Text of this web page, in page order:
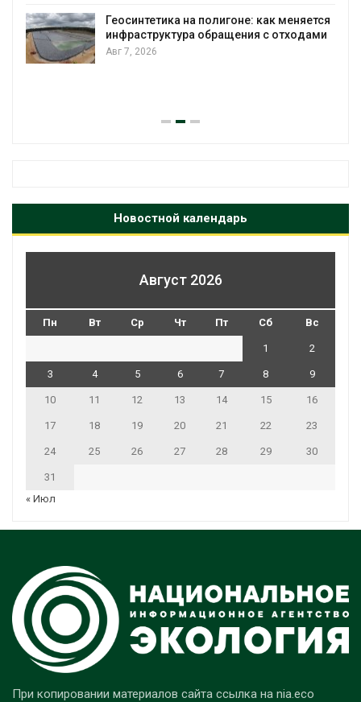
Геосинтетика на полигоне: как меняется
инфраструктура обращения с отходами
Авг 7, 2026
Новостной календарь
Август 2026
Пн Вт Ср Чт Пт Сб Вс
1 2
3 4 5 6 7 8 9
10 11 12 13 14 15 16
17 18 19 20 21 22 23
24 25 26 27 28 29 30
31
« Июл
При копировании материалов сайта ссылка на nia.eco